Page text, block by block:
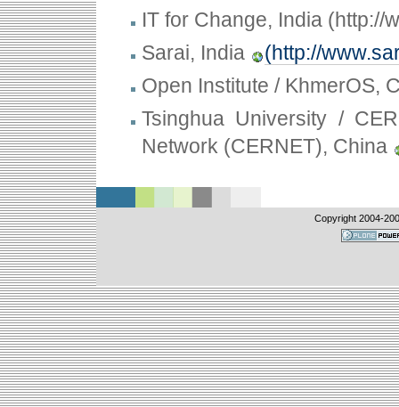
IT for Change, India (http://
Sarai, India
(http://
Open Institute / KhmerOS,
Tsinghua University /
Network (CERNET), China
Copyright 2004-